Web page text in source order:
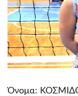
Όνομα: